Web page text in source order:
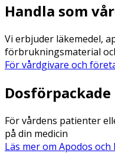
Handla som
Vi erbjuder läkemedel,
förbrukningsmaterial
För vårdgivare och
För vårdens patienter
på din medicin
Läs mer om Apodos och